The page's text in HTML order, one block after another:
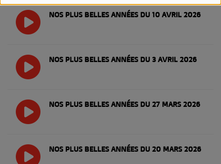
NOS PLUS BELLES ANNÉES DU 10 AVRIL 2026
NOS PLUS BELLES ANNÉES DU 3 AVRIL 2026
NOS PLUS BELLES ANNÉES DU 27 MARS 2026
NOS PLUS BELLES ANNÉES DU 20 MARS 2026